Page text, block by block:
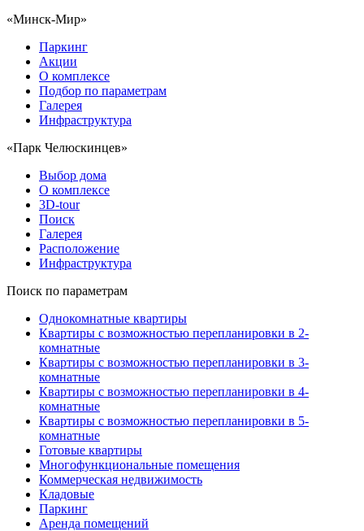
«Минск-Мир»
Паркинг
Акции
О комплексе
Подбор по параметрам
Галерея
Инфраструктура
«Парк Челюскинцев»
Выбор дома
О комплексе
3D-tour
Поиск
Галерея
Расположение
Инфраструктура
Поиск по параметрам
Однокомнатные квартиры
Квартиры с возможностью перепланировки в 2-
комнатные
Квартиры с возможностью перепланировки в 3-
комнатные
Квартиры с возможностью перепланировки в 4-
комнатные
Квартиры с возможностью перепланировки в 5-
комнатные
Готовые квартиры
Многофункциональные помещения
Коммерческая недвижимость
Кладовые
Паркинг
Аренда помещений